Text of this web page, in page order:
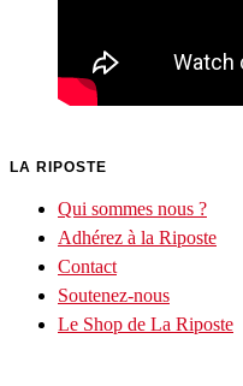
LA RIPOSTE
Qui sommes nous ?
Adhérez à la Riposte
Contact
Soutenez-nous
Le Shop de La Riposte